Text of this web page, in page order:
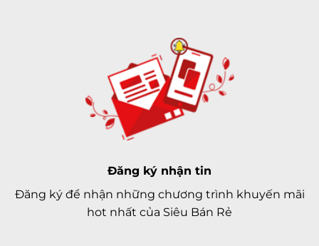
Đăng ký nhận tin
Đăng ký để nhận những chương trình khuyến mãi
hot nhất của Siêu Bán Rẻ